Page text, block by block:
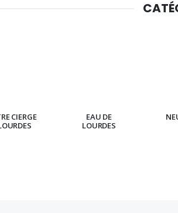
CIERGE
EAU DE
LOURDES